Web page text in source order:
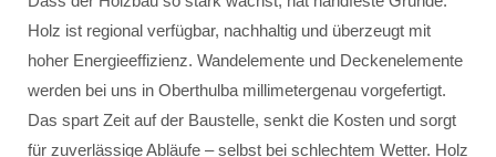
Holz ist regional verfügbar, nachhaltig und überzeugt mit
hoher Energieeffizienz. Wandelemente und Deckenelemente
werden bei uns in Oberthulba millimetergenau vorgefertigt.
Das spart Zeit auf der Baustelle, senkt die Kosten und sorgt
für zuverlässige Abläufe – selbst bei schlechtem Wetter. Holz